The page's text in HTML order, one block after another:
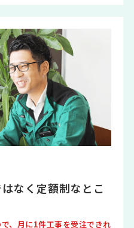
なく定額制なとこ
、月に1件工事を受注できれ